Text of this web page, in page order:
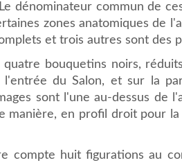
dénominateur commun de
zones anatomiques de
et trois autres sont des
quatre bouquetins noirs,
du Salon, et sur la
sont l'une au-dessus de
manière, en profil droit pour
compte huit figurations au